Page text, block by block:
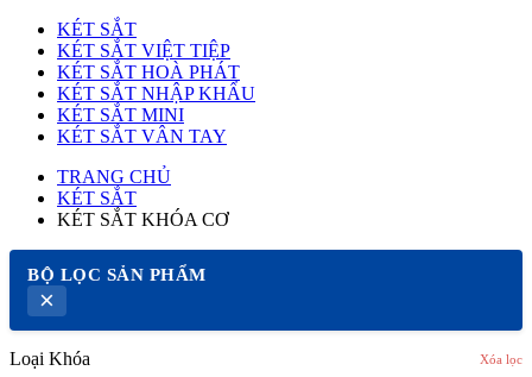
KÉT SẮT
KÉT SẮT VIỆT TIỆP
KÉT SẮT HOÀ PHÁT
KÉT SẮT NHẬP KHẨU
KÉT SẮT MINI
KÉT SẮT VÂN TAY
TRANG CHỦ
KÉT SẮT
KÉT SẮT KHÓA CƠ
BỘ LỌC SẢN PHẨM
×
Loại Khóa Xóa lọc